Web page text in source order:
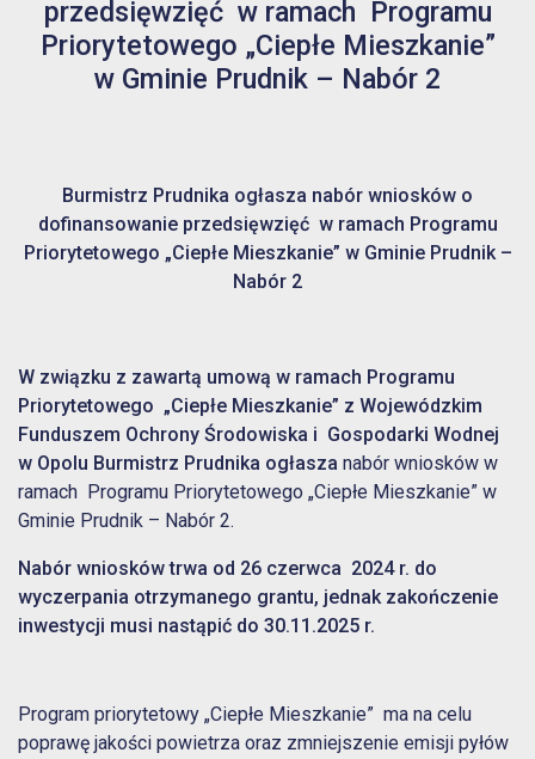
przedsięwzięć w ramach Programu
Priorytetowego „Ciepłe Mieszkanie”
w Gminie Prudnik – Nabór 2
Burmistrz Prudnika ogłasza nabór wniosków o
dofinansowanie przedsięwzięć w ramach Programu
Priorytetowego „Ciepłe Mieszkanie” w Gminie Prudnik –
Nabór 2
W związku z zawartą umową w ramach Programu
Priorytetowego „Ciepłe Mieszkanie” z Wojewódzkim
Funduszem Ochrony Środowiska i Gospodarki Wodnej
w Opolu Burmistrz Prudnika ogłasza nabór wniosków w
ramach Programu Priorytetowego „Ciepłe Mieszkanie” w
Gminie Prudnik – Nabór 2.
Nabór wniosków trwa od 26 czerwca 2024 r. do
wyczerpania otrzymanego grantu, jednak zakończenie
inwestycji musi nastąpić do 30.11.2025 r.
Program priorytetowy „Ciepłe Mieszkanie” ma na celu
poprawę jakości powietrza oraz zmniejszenie emisji pyłów